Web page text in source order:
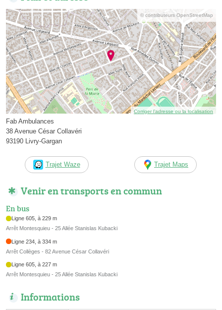
© contributeurs OpenStreetMap
Corriger l’adresse ou la localisation
Fab Ambulances
38 Avenue César Collavéri
93190 Livry-Gargan
Trajet Waze Trajet Maps
Venir en transports en commun
En bus
Ligne 605, à 229 m
Arrêt Montesquieu - 25 Allée Stanislas Kubacki
Ligne 234, à 334 m
Arrêt Collèges - 82 Avenue César Collavéri
Ligne 605, à 227 m
Arrêt Montesquieu - 25 Allée Stanislas Kubacki
Informations